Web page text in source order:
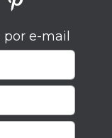
e-mail